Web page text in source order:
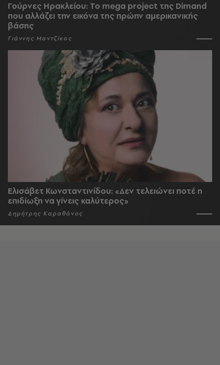
Γούρνες Ηρακλείου: To mega project της Dimand
που αλλάζει την εικόνα της πρώην αμερικανικής
βάσης
Γιάννης Μαντζίκος
Ελισάβετ Κωνσταντινίδου: «Δεν τελειώνει ποτέ η
επιδίωξη να γίνεις καλύτερος»
Δημήτρης Καραθάνος